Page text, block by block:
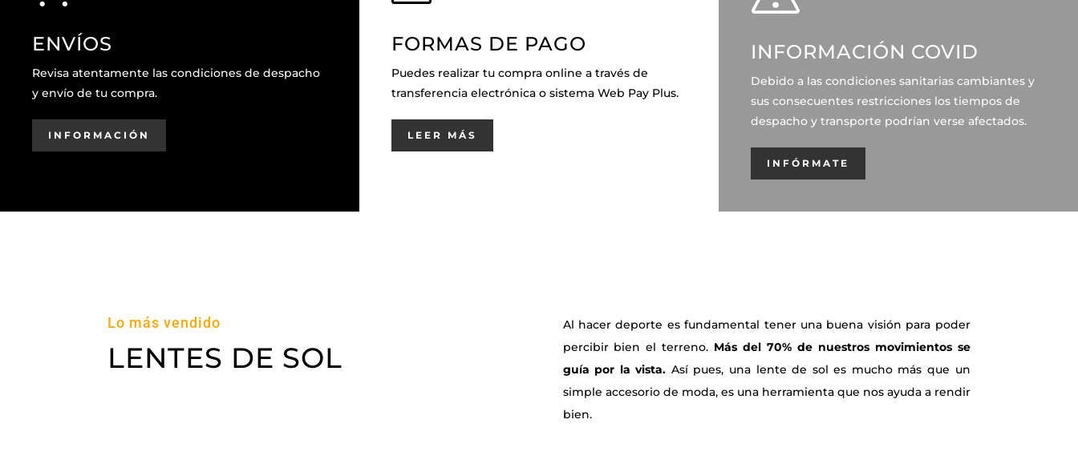
ENVÍOS
Revisa atentamente las condiciones de despacho
y envío de tu compra.
INFORMACIÓN
FORMAS DE PAGO
Puedes realizar tu compra online a través de
transferencia electrónica o sistema Web Pay Plus.
LEER MÁS
INFORMACIÓN COVID
Debido a las condiciones sanitarias cambiantes y
sus consecuentes restricciones los tiempos de
despacho y transporte podrían verse afectados.
INFÓRMATE
Lo más vendido
LENTES DE SOL
Al hacer deporte es fundamental tener una buena visión para poder
percibir bien el terreno. Más del 70% de nuestros movimientos se
guía por la vista. Así pues, una lente de sol es mucho más que un
simple accesorio de moda, es una herramienta que nos ayuda a rendir
bien.